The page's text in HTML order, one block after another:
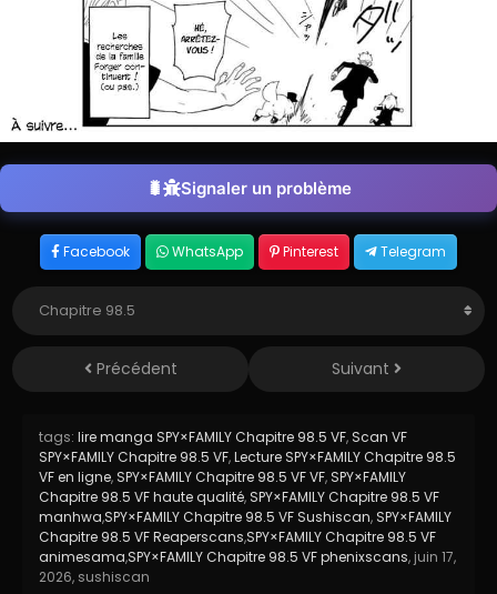
Signaler un problème
Facebook WhatsApp Pinterest Telegram
Précédent Suivant
tags: lire manga SPY×FAMILY Chapitre 98.5 VF, Scan VF
SPY×FAMILY Chapitre 98.5 VF,Lecture SPY×FAMILY Chapitre 98.5
VF en ligne, SPY×FAMILY Chapitre 98.5 VF VF, SPY×FAMILY
Chapitre 98.5 VF haute qualité, SPY×FAMILY Chapitre 98.5 VF
manhwa,SPY×FAMILY Chapitre 98.5 VF Sushiscan, SPY×FAMILY
Chapitre 98.5 VF Reaperscans,SPY×FAMILY Chapitre 98.5 VF
animesama,SPY×FAMILY Chapitre 98.5 VF phenixscans, juin 17,
2026, sushiscan